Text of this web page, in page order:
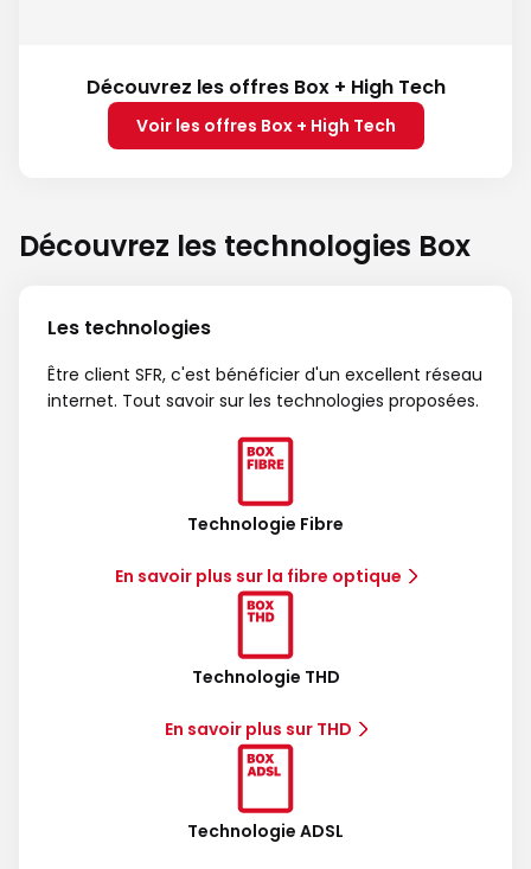
Découvrez les offres Box + High Tech
Voir les offres Box + High Tech
Découvrez les technologies Box
Les technologies
Être client SFR, c'est bénéficier d'un excellent réseau
internet. Tout savoir sur les technologies proposées.
Technologie Fibre
En savoir plus sur la fibre optique
Technologie THD
En savoir plus sur THD
Technologie ADSL